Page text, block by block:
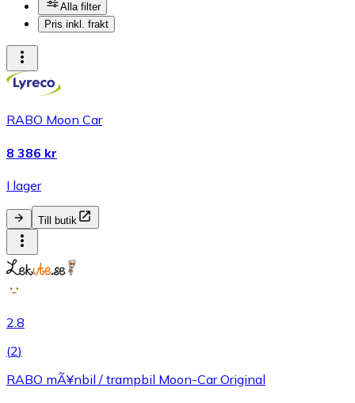
Alla filter
Pris inkl. frakt
RABO Moon Car
8 386 kr
I lager
Till butik
2.8
(2)
RABO mÃ¥nbil / trampbil Moon-Car Original